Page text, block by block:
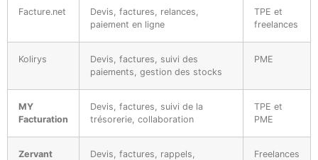
Facture.net
Devis, factures, relances,
paiement en ligne
TPE et
freelances
Kolirys
Devis, factures, suivi des
paiements, gestion des stocks
PME
MY
Facturation
Devis, factures, suivi de la
trésorerie, collaboration
TPE et
PME
Zervant
Devis, factures, rappels,
Freelances